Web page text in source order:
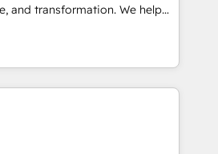
まで。 ▸ AEO対応：ChatGPT・
を選ぶの
パートナー認定 ✓ HubSpotアワ
ダー ✓ ISO27001:2022 /
HIPAA-compliance
and transformation. We help
AI-powered
operationalize HubSpot’s
through expert-led
and purpose-built apps,